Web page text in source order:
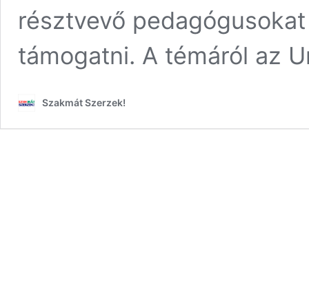
résztvevő
támogatni. A témáról az
Szakmát Szerzek!